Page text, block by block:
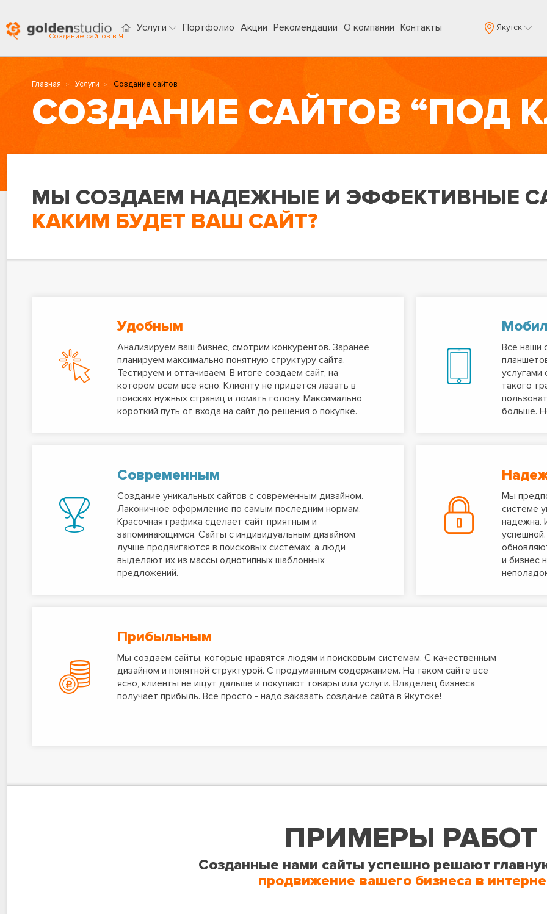
Создание сайтов в Якутске
Услуги Портфолио Акции Рекомендации О компании Контакты Якутск
Главная Услуги Создание сайтов
СОЗДАНИЕ САЙТОВ “ПОД
МЫ СОЗДАЕМ НАДЕЖНЫЕ И ЭФФЕКТИВНЫЕ
КАКИМ БУДЕТ ВАШ САЙТ?
Удобным
Анализируем ваш бизнес, смотрим конкурентов. Заранее
планируем максимально понятную структуру сайта.
Тестируем и оттачиваем. В итоге создаем сайт, на
котором всем все ясно. Клиенту не придется лазать в
поисках нужных страниц и ломать голову. Максимально
короткий путь от входа на сайт до решения о покупке.
Все наши
услугами
такого
больше.
Современным
Создание уникальных сайтов с современным дизайном.
Лаконичное оформление по самым последним нормам.
Красочная графика сделает сайт приятным и
запоминающимся. Сайты с индивидуальным дизайном
лучше продвигаются в поисковых системах, а люди
выделяют их из массы однотипных шаблонных
предложений.
Мы
системе
надежна.
и бизнес
Прибыльным
Мы создаем сайты, которые нравятся людям и поисковым системам. С качественным
дизайном и понятной структурой. С продуманным содержанием. На таком сайте все
ясно, клиенты не ищут дальше и покупают товары или услуги. Владелец бизнеса
получает прибыль. Все просто - надо заказать создание сайта в Якутске!
ПРИМЕРЫ РАБОТ
Созданные нами сайты успешно решают
продвижение вашего бизнеса в